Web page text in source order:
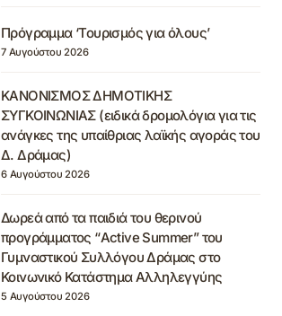
Πρόγραμμα ‘Τουρισμός για όλους’
7 Αυγούστου 2026
ΚΑΝΟΝΙΣΜΟΣ ΔΗΜΟΤΙΚΗΣ
ΣΥΓΚΟΙΝΩΝΙΑΣ (ειδικά δρομολόγια για τις
ανάγκες της υπαίθριας λαϊκής αγοράς του
Δ. Δράμας)
6 Αυγούστου 2026
Δωρεά από τα παιδιά του θερινού
προγράμματος “Active Summer” του
Γυμναστικού Συλλόγου Δράμας στο
Κοινωνικό Κατάστημα Αλληλεγγύης
5 Αυγούστου 2026